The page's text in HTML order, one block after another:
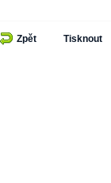
Zpět Tisknout